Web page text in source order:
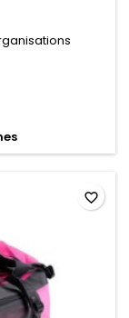
favorite_border